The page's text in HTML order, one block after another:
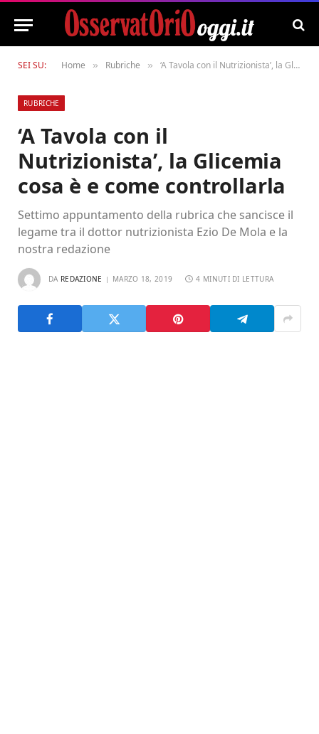
SEI SU: Home » Rubriche » ‘A Tavola con il Nutrizionista’, la Glicemia cosa è e come controllarla
RUBRICHE
‘A Tavola con il
Nutrizionista’, la Glicemia
cosa è e come controllarla
Settimo appuntamento della rubrica che sancisce il
legame tra il dottor nutrizionista Ezio De Mola e la
nostra redazione
DA REDAZIONE MARZO 18, 2019 4 MINUTI DI LETTURA